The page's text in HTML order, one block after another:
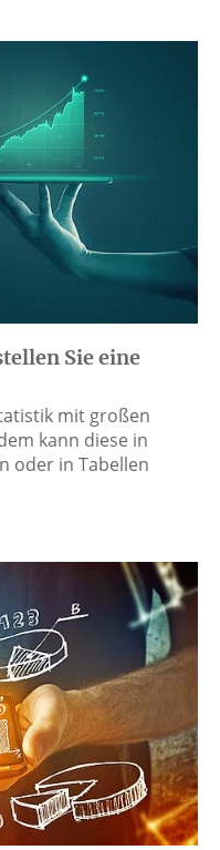
Sie eine
mit großen
kann diese in
oder in Tabellen